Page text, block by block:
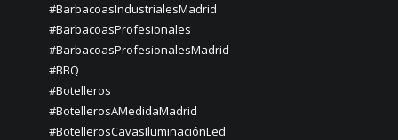
#BarbacoasIndustrialesMadrid
#BarbacoasProfesionales
#BarbacoasProfesionalesMadrid
#BBQ
#Botelleros
#BotellerosAMedidaMadrid
#BotellerosCavasIluminaciónLed